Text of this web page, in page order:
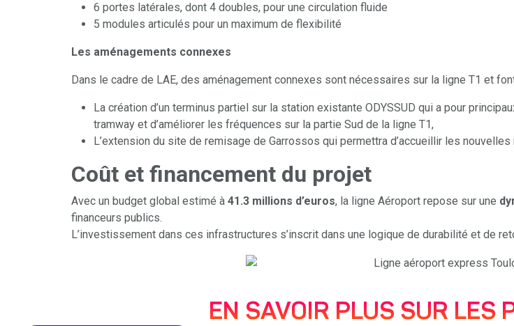
6 portes latérales, dont 4 doubles, pour une circulation fluide
5 modules articulés pour un maximum de flexibilité
Les aménagements connexes
Dans le cadre de LAE, des aménagement connexes sont nécessaires sur la ligne T1 et
La création d’un terminus partiel sur la station existante ODYSSUD qui a pour
tramway et d’améliorer les fréquences sur la partie Sud de la ligne T1,
L’extension du site de remisage de Garrossos qui permettra d’accueillir les nouvelles
Coût et financement du projet
Avec un budget global estimé à 41.3 millions d’euros, la ligne Aéroport repose sur une
financeurs publics.
L’investissement dans ces infrastructures s’inscrit dans une logique de durabilité et de
EN SAVOIR PLUS SUR LES